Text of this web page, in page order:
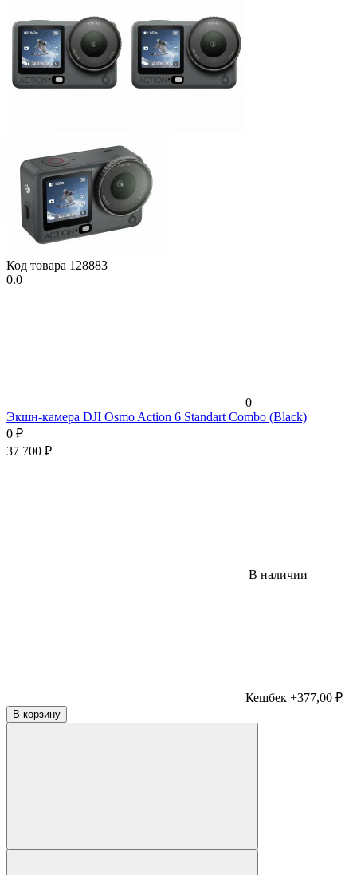
Код товара 128883
0.0
0
Экшн-камера DJI Osmo Action 6 Standart Combo (Black)
0 ₽
37 700 ₽
В наличии
Кешбек +377,00 ₽
В корзину